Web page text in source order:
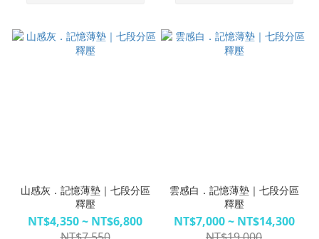
山感灰．記憶薄墊｜七段分區
釋壓
NT$4,350 ~ NT$6,800
雲感白．記憶薄墊｜七段分區
釋壓
NT$7,000 ~ NT$14,300